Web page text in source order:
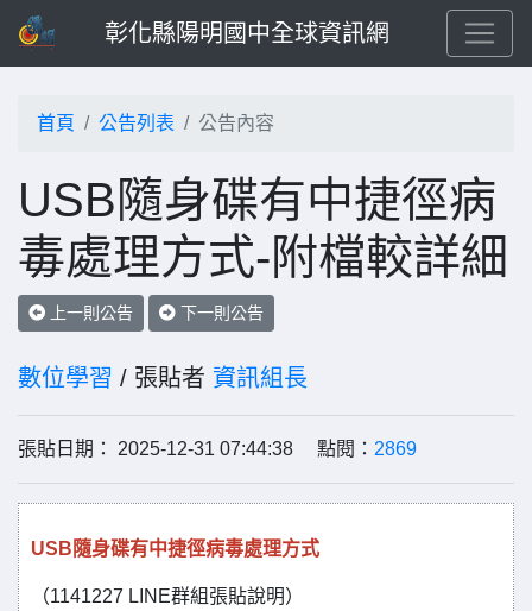
彰化縣陽明國中全球資訊網
首頁 公告列表 公告內容
USB隨身碟有中捷徑病
毒處理方式-附檔較詳細
上一則公告 下一則公告
數位學習 / 張貼者 資訊組長
張貼日期： 2025-12-31 07:44:38 點閱： 2869
USB隨身碟有中捷徑病毒處理方式
（1141227 LINE群組張貼說明）